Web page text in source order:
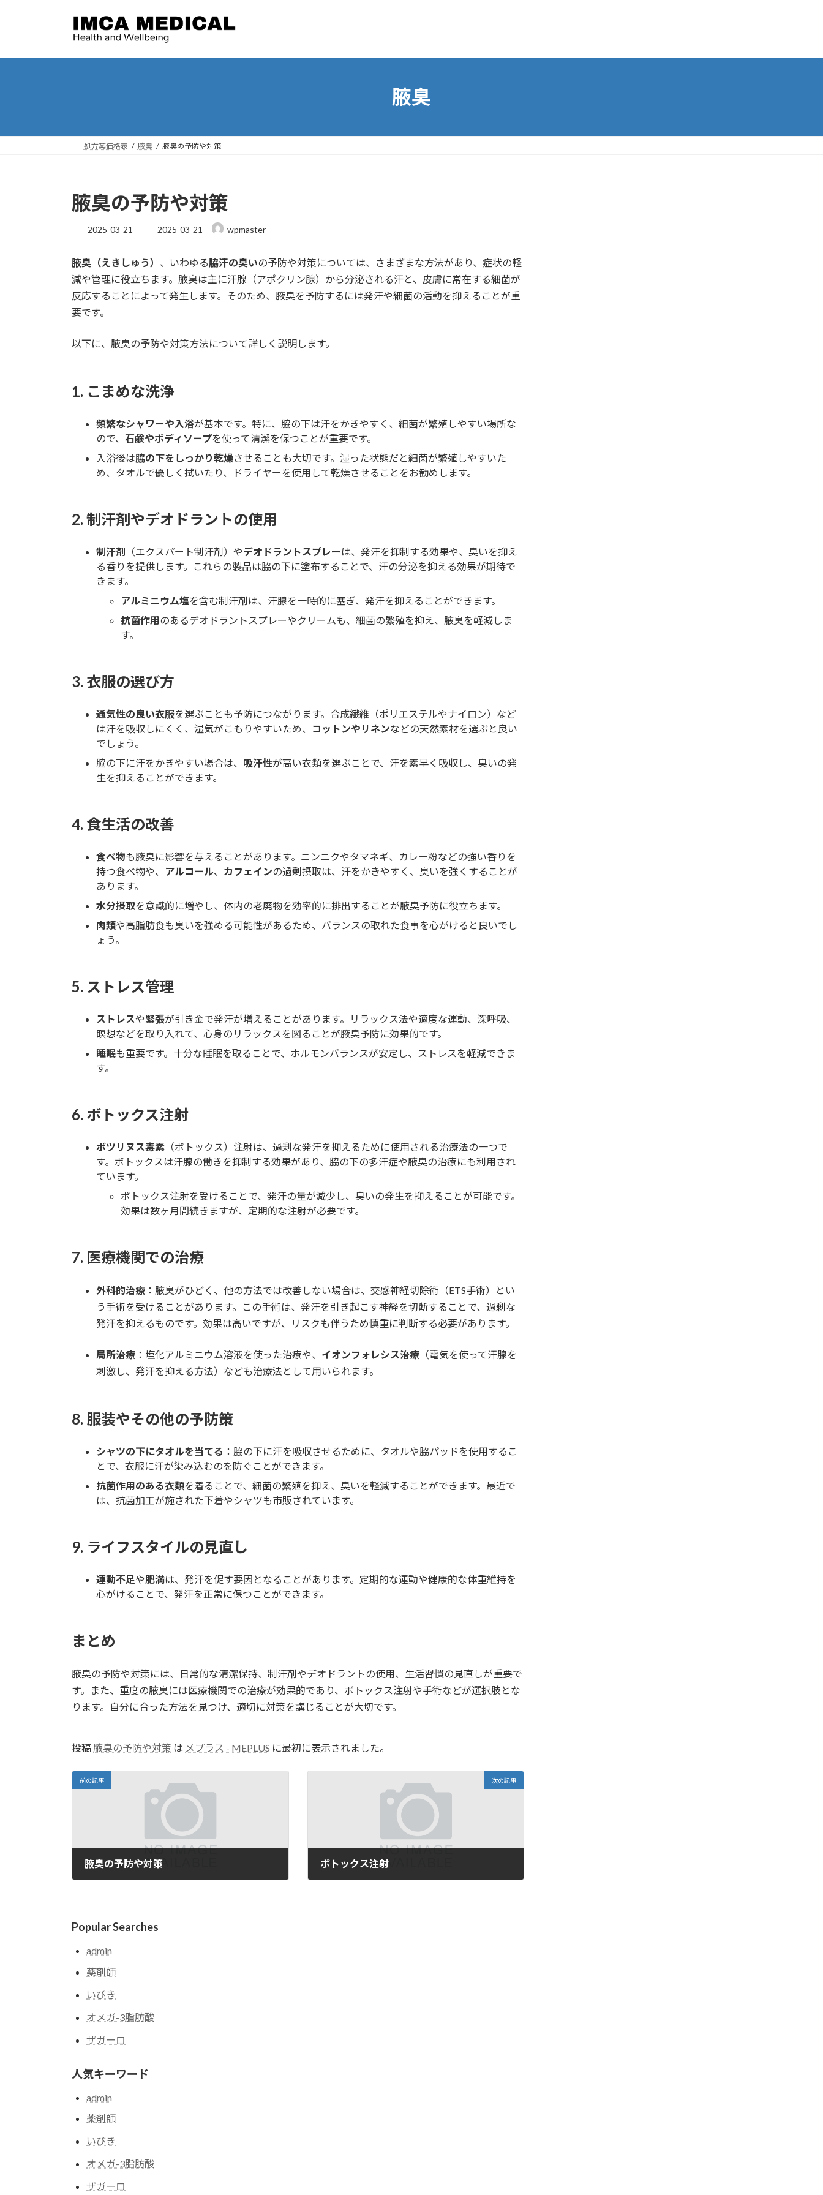
プ
動
腋臭
処方薬価格表 腋臭 腋臭の予防や対策
腋臭の予防や対策
2025-03-21
最
新
日
:
2025-03-21 wpmaster
腋臭（えきしゅう） 、いわゆる脇汗の臭いの予防や対策については、さまざまな方法があり、症状の軽
減や管理に役立ちます。腋臭は主に汗腺（アポクリン腺）から分泌される汗と、皮膚に常在する細菌が
反応することによって発生します。そのため、腋臭を予防するには発汗や細菌の活動を抑えることが重
要です。
以下に、腋臭の予防や対策方法について詳しく説明します。
1. こまめな洗浄
頻繁なシャワーや入浴が基本です。特に、脇の下は汗をかきやすく、細菌が繁殖しやすい場所な
ので、 石鹸やボディソープを使って清潔を保つことが重要です。
入浴後は脇の下をしっかり乾燥させることも大切です。湿った状態だと細菌が繁殖しやすいた
め、タオルで優しく拭いたり、ドライヤーを使用して乾燥させることをお勧めします。
2. 制汗剤やデオドラントの使用
制汗剤 （エクスパート制汗剤）やデオドラントスプレーは、発汗を抑制する効果や、臭いを抑え
る香りを提供します。これらの製品は脇の下に塗布することで、汗の分泌を抑える効果が期待で
きます。
アルミニウム塩を含む制汗剤は、汗腺を一時的に塞ぎ、発汗を抑えることができます。
抗菌作用のあるデオドラントスプレーやクリームも、細菌の繁殖を抑え、腋臭を軽減しま
す。
3. 衣服の選び方
通気性の良い衣服を選ぶことも予防につながります。合成繊維（ポリエステルやナイロン）など
は汗を吸収しにくく、湿気がこもりやすいため、
コットンやリネンなどの天然素材を選ぶと良い
でしょう。
脇の下に汗をかきやすい場合は、 吸汗性が高い衣類を選ぶことで、汗を素早く吸収し、臭いの発
生を抑えることができます。
4. 食生活の改善
食べ物も腋臭に影響を与えることがあります。ニンニクやタマネギ、カレー粉などの強い香りを
持つ食べ物や、
アルコール、 カフェインの過剰摂取は、汗をかきやすく、臭いを強くすることが
あります。
水分摂取を意識的に増やし、体内の老廃物を効率的に排出することが腋臭予防に役立ちます。
肉類や高脂肪食も臭いを強める可能性があるため、バランスの取れた食事を心がけると良いでし
ょう。
5. ストレス管理
ストレスや緊張が引き金で発汗が増えることがあります。リラックス法や適度な運動、深呼吸、
瞑想などを取り入れて、心身のリラックスを図ることが腋臭予防に効果的です。
睡眠も重要です。十分な睡眠を取ることで、ホルモンバランスが安定し、ストレスを軽減できま
す。
6. ボトックス注射
ボツリヌス毒素 （ボトックス）注射は、過剰な発汗を抑えるために使用される治療法の一つで
す。ボトックスは汗腺の働きを抑制する効果があり、脇の下の多汗症や腋臭の治療にも利用され
ています。
ボトックス注射を受けることで、発汗の量が減少し、臭いの発生を抑えることが可能です。
効果は数ヶ月間続きますが、定期的な注射が必要です。
7. 医療機関での治療
外科的治療 ：腋臭がひどく、他の方法では改善しない場合は、交感神経切除術（ETS手術）とい
う手術を受けることがあります。この手術は、発汗を引き起こす神経を切断することで、過剰な
発汗を抑えるものです。効果は高いですが、リスクも伴うため慎重に判断する必要があります。
局所治療 ：塩化アルミニウム溶液を使った治療や、 イオンフォレシス治療 （電気を使って汗腺を
刺激し、発汗を抑える方法）なども治療法として用いられます。
8. 服装やその他の予防策
シャツの下にタオルを当てる ：脇の下に汗を吸収させるために、タオルや脇パッドを使用するこ
とで、衣服に汗が染み込むのを防ぐことができます。
抗菌作用のある衣類を着ることで、細菌の繁殖を抑え、臭いを軽減することができます。最近で
は、抗菌加工が施された下着やシャツも市販されています。
9. ライフスタイルの見直し
運動不足や肥満は、発汗を促す要因となることがあります。定期的な運動や健康的な体重維持を
心がけることで、発汗を正常に保つことができます。
まとめ
腋臭の予防や対策には、日常的な清潔保持、制汗剤やデオドラントの使用、生活習慣の見直しが重要で
す。また、重度の腋臭には医療機関での治療が効果的であり、ボトックス注射や手術などが選択肢とな
ります。自分に合った方法を見つけ、適切に対策を講じることが大切です。
投稿 腋臭の予防や対策 は メプラス - MEPLUS に最初に表示されました。
前の記事
腋臭の予防や対策
次の記事
ボトックス注射
Popular Searches
admin
薬剤師
いびき
オメガ-3脂肪酸
ザガーロ
人気キーワード
admin
薬剤師
いびき
オメガ-3脂肪酸
ザガーロ